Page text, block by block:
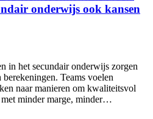
onderwijs ook kansen
in het secundair onderwijs zorgen
Teams voelen
naar manieren om kwaliteitsvol
minder marge, minder…